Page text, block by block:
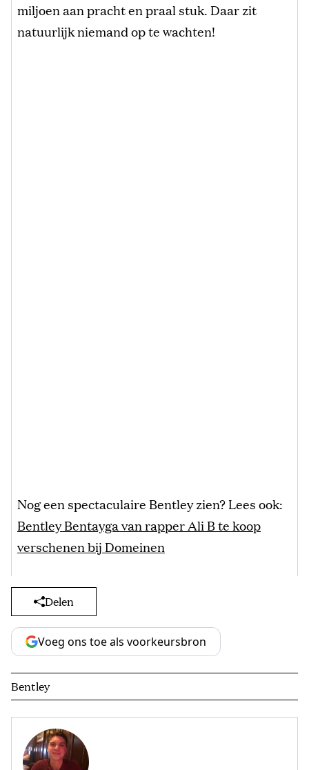
miljoen aan pracht en praal stuk. Daar zit
natuurlijk niemand op te wachten!
Nog een spectaculaire Bentley zien? Lees ook:
Bentley Bentayga van rapper Ali B te koop
verschenen bij Domeinen
Delen
Voeg ons toe als voorkeursbron
Bentley